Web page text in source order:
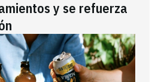
y se refuerza